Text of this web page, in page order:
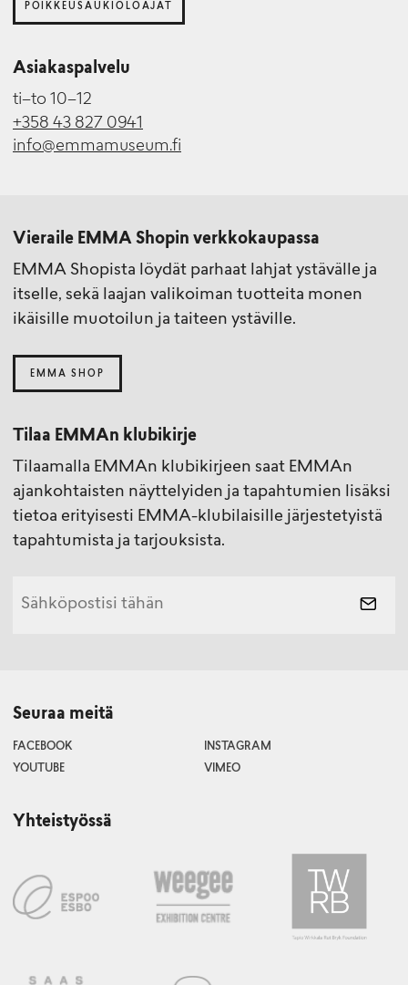
POIKKEUSAUKIOLOAJAT
Asiakaspalvelu
ti–to 10–12
+358 43 827 0941
info@emmamuseum.fi
Vieraile EMMA Shopin verkkokaupassa
EMMA Shopista löydät parhaat lahjat ystävälle ja
itselle, sekä laajan valikoiman tuotteita monen
ikäisille muotoilun ja taiteen ystäville.
EMMA SHOP
Tilaa EMMAn klubikirje
Tilaamalla EMMAn klubikirjeen saat EMMAn
ajankohtaisten näyttelyiden ja tapahtumien lisäksi
tietoa erityisesti EMMA-klubilaisille järjestetyistä
tapahtumista ja tarjouksista.
Seuraa meitä
FACEBOOK
INSTAGRAM
YOUTUBE
VIMEO
Yhteistyössä